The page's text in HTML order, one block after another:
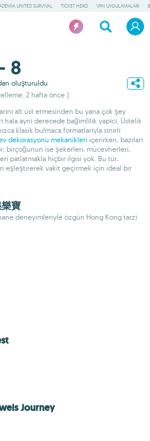
UNITED SURVIVAL TICKET HERO VPN UYGULAMALARI
8
oluşturuldu
2 hafta önce )
alt üst etmesinden bu yana çok şey
aynı derecede bağımlılık yapıcı. Üstelik
klasik bulmaca formatlarıyla sınırlı
dekorasyonu mekanikleri içerirken, bazıları
birçoğunun ise şekerleri, mücevherleri,
patlatmakla hiçbir ilgisi yok. Bu tür,
eşleştirerek vakit geçirmek için ideal bir
寶
deneyimleriyle özgün Hong Kong tarzı
Journey